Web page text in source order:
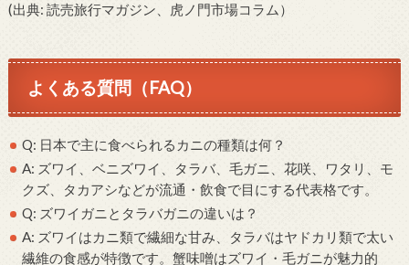
(出典: 読売旅行マガジン、虎ノ門市場コラム）
よくある質問（FAQ）
Q: 日本で主に食べられるカニの種類は何？
A: ズワイ、ベニズワイ、タラバ、毛ガニ、花咲、ワタリ、モ
クズ、タカアシなどが流通・飲食で目にする代表格です。
Q: ズワイガニとタラバガニの違いは？
A: ズワイはカニ類で繊細な甘み、タラバはヤドカリ類で太い
繊維の食感が特徴です。蟹味噌はズワイ・毛ガニが魅力的